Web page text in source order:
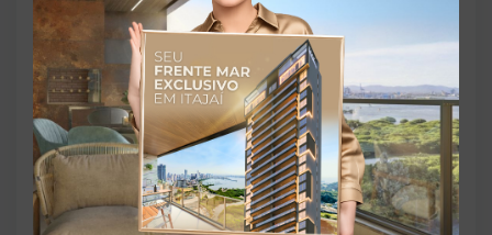
José/SC - 88104-800
+
−